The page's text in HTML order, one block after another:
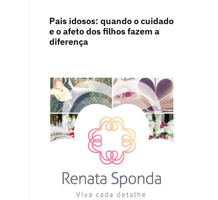
Pais idosos: quando o cuidado
e o afeto dos filhos fazem a
diferença